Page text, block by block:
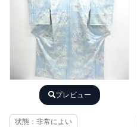
プレビュー
状態：非常によい